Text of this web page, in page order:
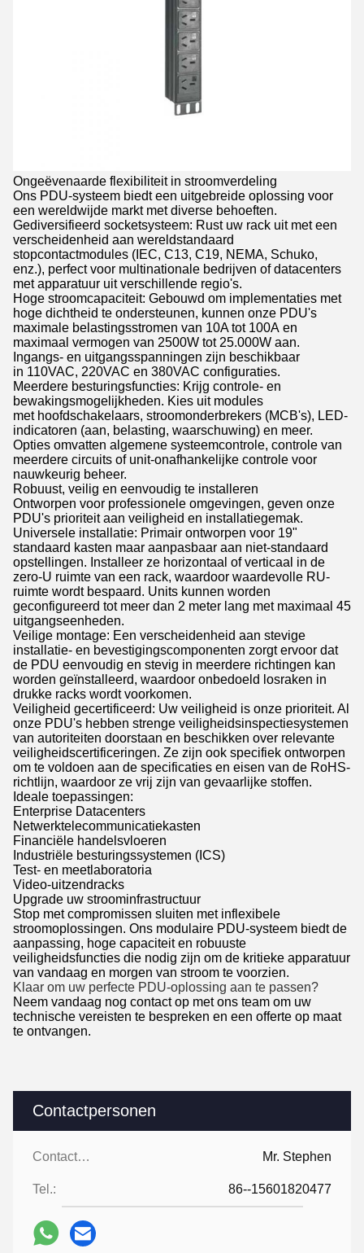
Contactpersonen
Contactpersonen: Mr. Stephen
Tel.: 86--15601820477
Ongeëvenaarde flexibiliteit in stroomverdeling
Ons PDU-systeem biedt een uitgebreide oplossing voor
een wereldwijde markt met diverse behoeften.
Gediversifieerd socketsysteem: Rust uw rack uit met een
verscheidenheid aan wereldstandaard
stopcontactmodules (IEC, C13, C19, NEMA, Schuko,
enz.), perfect voor multinationale bedrijven of datacenters
met apparatuur uit verschillende regio's.
Hoge stroomcapaciteit: Gebouwd om implementaties met
hoge dichtheid te ondersteunen, kunnen onze PDU's
maximale belastingsstromen van 10A tot 100A en
maximaal vermogen van 2500W tot 25.000W aan.
Ingangs- en uitgangsspanningen zijn beschikbaar
in 110VAC, 220VAC en 380VAC configuraties.
Meerdere besturingsfuncties: Krijg controle- en
bewakingsmogelijkheden. Kies uit modules
met hoofdschakelaars, stroomonderbrekers (MCB's), LED-
indicatoren (aan, belasting, waarschuwing) en meer.
Opties omvatten algemene systeemcontrole, controle van
meerdere circuits of unit-onafhankelijke controle voor
nauwkeurig beheer.
Robuust, veilig en eenvoudig te installeren
Ontworpen voor professionele omgevingen, geven onze
PDU's prioriteit aan veiligheid en installatiegemak.
Universele installatie: Primair ontworpen voor 19"
standaard kasten maar aanpasbaar aan niet-standaard
opstellingen. Installeer ze horizontaal of verticaal in de
zero-U ruimte van een rack, waardoor waardevolle RU-
ruimte wordt bespaard. Units kunnen worden
geconfigureerd tot meer dan 2 meter lang met maximaal 45
uitgangseenheden.
Veilige montage: Een verscheidenheid aan stevige
installatie- en bevestigingscomponenten zorgt ervoor dat
de PDU eenvoudig en stevig in meerdere richtingen kan
worden geïnstalleerd, waardoor onbedoeld losraken in
drukke racks wordt voorkomen.
Veiligheid gecertificeerd: Uw veiligheid is onze prioriteit. Al
onze PDU's hebben strenge veiligheidsinspectiesystemen
van autoriteiten doorstaan en beschikken over relevante
veiligheidscertificeringen. Ze zijn ook specifiek ontworpen
om te voldoen aan de specificaties en eisen van de RoHS-
richtlijn, waardoor ze vrij zijn van gevaarlijke stoffen.
Ideale toepassingen:
Enterprise Datacenters
Netwerktelecommunicatiekasten
Financiële handelsvloeren
Industriële besturingssystemen (ICS)
Test- en meetlaboratoria
Video-uitzendracks
Upgrade uw stroominfrastructuur
Stop met compromissen sluiten met inflexibele
stroomoplossingen. Ons modulaire PDU-systeem biedt de
aanpassing, hoge capaciteit en robuuste
veiligheidsfuncties die nodig zijn om de kritieke apparatuur
van vandaag en morgen van stroom te voorzien.
Klaar om uw perfecte PDU-oplossing aan te passen?
Neem vandaag nog contact op met ons team om uw
technische vereisten te bespreken en een offerte op maat
te ontvangen.